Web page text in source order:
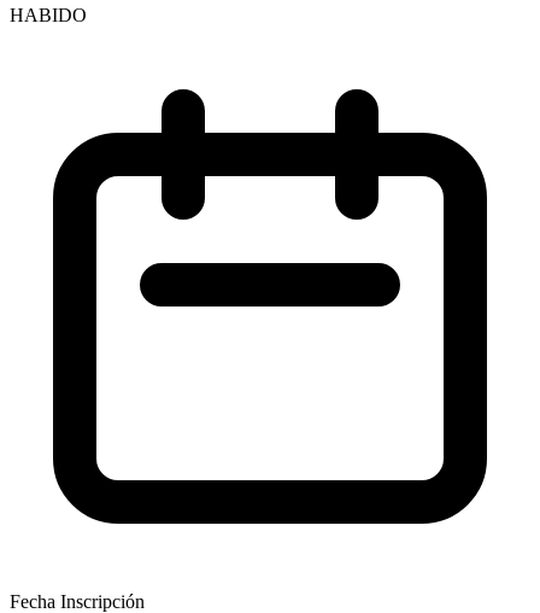
HABIDO
Fecha Inscripción